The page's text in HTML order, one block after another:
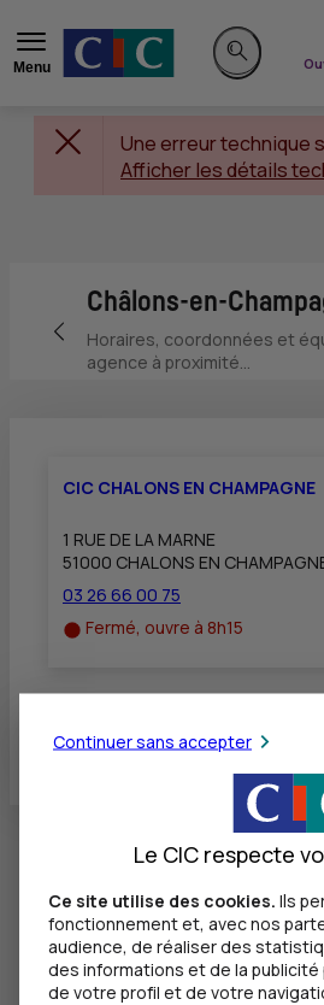
Menu
Rechercher
Une erreur technique
Afficher les détails
Retour vers la page précédente
Châlons-en-
Horaires, coordonnées et
agence à proximité...
CIC CHALONS EN CHAMPAGNE
1 RUE DE LA MARNE
51000 CHALONS EN
03 26 66 00 75
Fermé, ouvre à 8h15
Toutes les
Continuer sans accepter
Le CIC respecte
Ce site utilise des cookies. Ils
fonctionnement et, avec nos
audience, de réaliser des
des informations et de la
de votre profil et de votre